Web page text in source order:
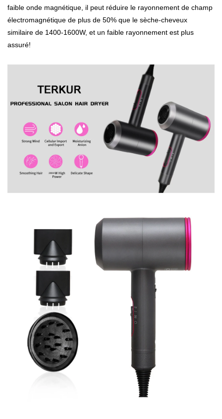
faible onde magnétique, il peut réduire le rayonnement de champ
électromagnétique de plus de 50% que le sèche-cheveux
similaire de 1400-1600W, et un faible rayonnement est plus
assuré!